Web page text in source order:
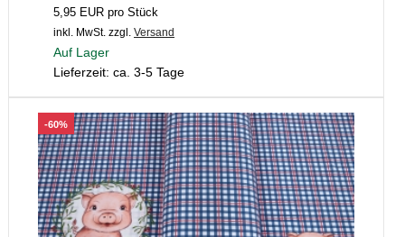
5,95 EUR pro Stück
inkl. MwSt. zzgl. Versand
Auf Lager
Lieferzeit: ca. 3-5 Tage
-60%